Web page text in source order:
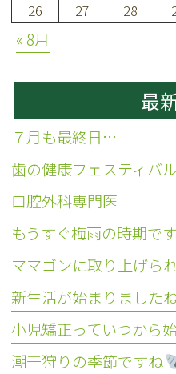
26
27 28
« 8月
最
７月も最終日…
歯の健康フェスティバ
口腔外科専門医
もうすぐ梅雨の時期で
ママゴンに取り上げら
新生活が始まりました
小児矯正っていつから
潮干狩りの季節ですね